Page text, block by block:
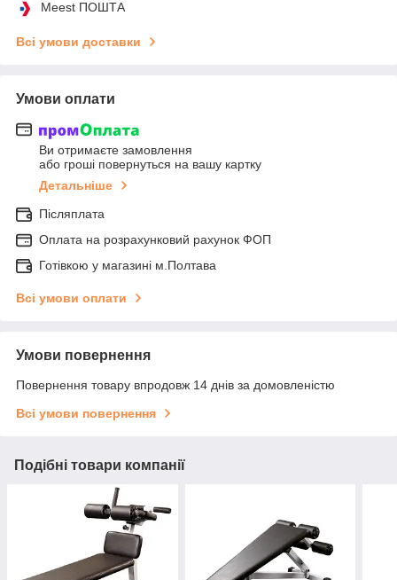
Meest ПОШТА
Всі умови доставки
Умови оплати
Ви отримаєте замовлення
або гроші повернуться на вашу картку
Детальніше
Післяплата
Оплата на розрахунковий рахунок ФОП
Готівкою у магазині м.Полтава
Всі умови оплати
Умови повернення
Повернення товару впродовж 14 днів за домовленістю
Всі умови повернення
Подібні товари компанії